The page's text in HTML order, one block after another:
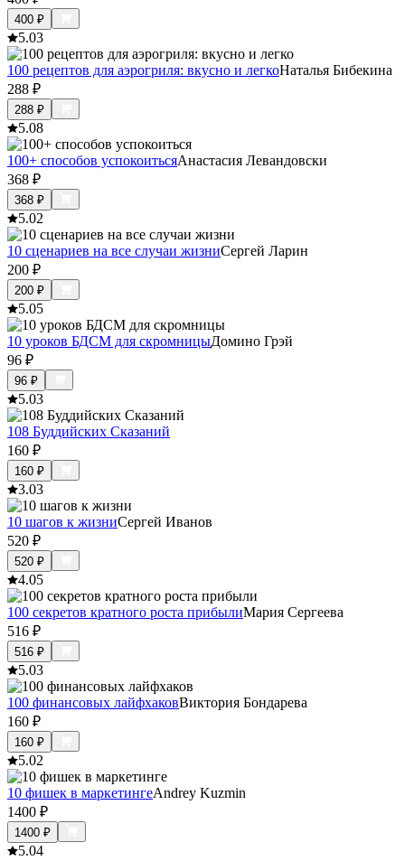
400 ₽
5.03
100 рецептов для аэрогриля: вкусно и легкоНаталья Бибекина
288 ₽
288 ₽
5.08
100+ способов успокоитьсяАнастасия Левандовски
368 ₽
368 ₽
5.02
10 сценариев на все случаи жизниСергей Ларин
200 ₽
200 ₽
5.05
10 уроков БДСМ для скромницыДомино Грэй
96 ₽
96 ₽
5.03
108 Буддийских Сказаний
160 ₽
160 ₽
3.03
10 шагов к жизниСергей Иванов
520 ₽
520 ₽
4.05
100 секретов кратного роста прибылиМария Сергеева
516 ₽
516 ₽
5.03
100 финансовых лайфхаковВиктория Бондарева
160 ₽
160 ₽
5.02
10 фишек в маркетингеAndrey Kuzmin
1400 ₽
1400 ₽
5.04